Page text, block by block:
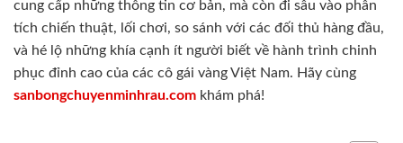
cung cấp những thông tin cơ bản, mà còn đi sâu vào phân
tích chiến thuật, lối chơi, so sánh với các đối thủ hàng đầu,
và hé lộ những khía cạnh ít người biết về hành trình chinh
phục đỉnh cao của các cô gái vàng Việt Nam. Hãy cùng
sanbongchuyenminhrau.com khám phá!